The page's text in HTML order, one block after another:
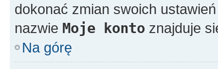
dokonać zmian swoich
nazwie Moje konto znajduje
Na górę